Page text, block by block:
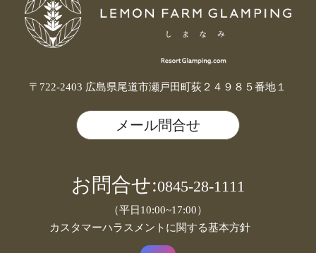
〒722-2403 広島県尾道市瀬戸田町荻２４９８５番地１
メール問合せ
お問合せ:0845-28-1111
（平日10:00~17:00）
カスタマーハラスメントに関する基本方針